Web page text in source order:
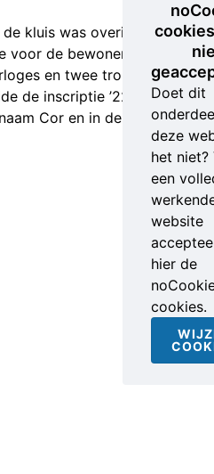
kluis was overigens van
de bewoner. Zo zaten
en twee trouwringen
de inscriptie ’22-11-1958’
Cor en in de andere
Doet dit
deze
het niet?
een
website
hier de
cookies.